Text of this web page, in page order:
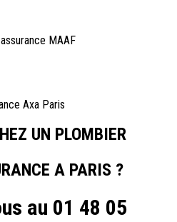
MAAF
Axa Paris
UN PLOMBIER
A PARIS ?
au 01 48 05